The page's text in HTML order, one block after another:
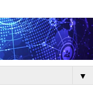
▼